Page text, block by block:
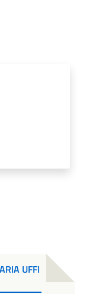
UFFI